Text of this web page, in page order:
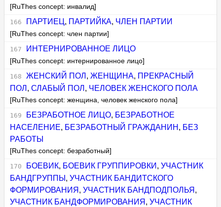
[RuThes concept: инвалид]
ПАРТИЕЦ , ПАРТИЙКА, ЧЛЕН ПАРТИИ
[RuThes concept: член партии]
ИНТЕРНИРОВАННОЕ ЛИЦО
[RuThes concept: интернированное лицо]
ЖЕНСКИЙ ПОЛ , ЖЕНЩИНА, ПРЕКРАСНЫЙ
ПОЛ ,СЛАБЫЙ ПОЛ , ЧЕЛОВЕК ЖЕНСКОГО ПОЛА
[RuThes concept: женщина, человек женского пола]
БЕЗРАБОТНОЕ ЛИЦО, БЕЗРАБОТНОЕ
НАСЕЛЕНИЕ, БЕЗРАБОТНЫЙ ГРАЖДАНИН , БЕЗ
РАБОТЫ
[RuThes concept: безработный]
БОЕВИК, БОЕВИК ГРУППИРОВКИ , УЧАСТНИК
БАНДГРУППЫ ,УЧАСТНИК БАНДИТСКОГО
ФОРМИРОВАНИЯ ,УЧАСТНИК БАНДПОДПОЛЬЯ ,
УЧАСТНИК БАНДФОРМИРОВАНИЯ ,УЧАСТНИК